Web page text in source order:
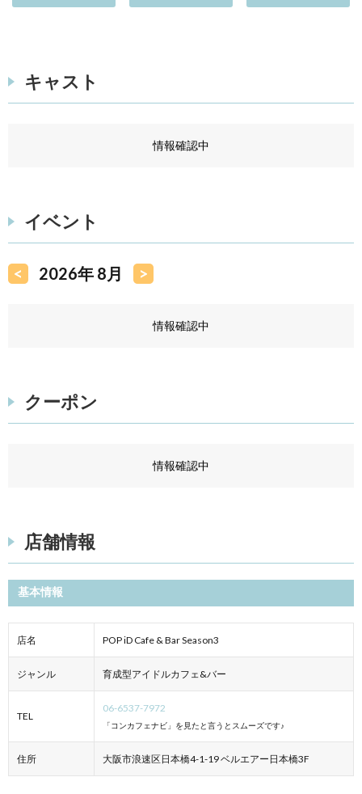
キャスト
情報確認中
イベント
< 2026年 8月 >
情報確認中
クーポン
情報確認中
店舗情報
基本情報
店名 POP iD Cafe & Bar Season3
ジャンル 育成型アイドルカフェ&バー
TEL
06-6537-7972
「コンカフェナビ」を見たと言うとスムーズです♪
住所 大阪市浪速区日本橋4-1-19 ベルエアー日本橋3F